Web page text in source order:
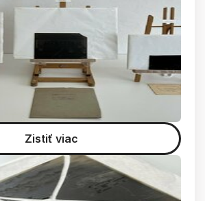
Zistiť viac